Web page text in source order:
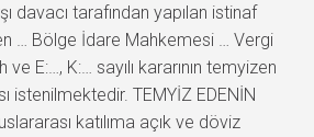
davacı tarafından yapılan istinaf
… Bölge İdare Mahkemesi … Vergi
E:…, K:… sayılı kararının temyizen
istenilmektedir. TEMYİZ EDENİN
katılıma açık ve döviz